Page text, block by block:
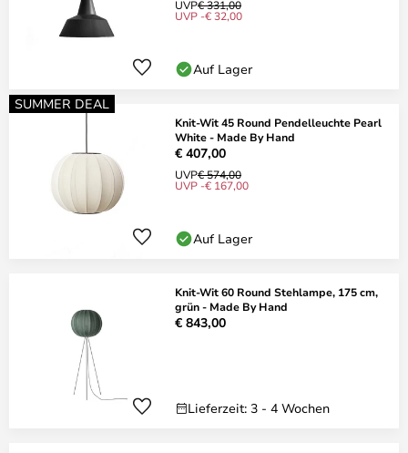
UVP€ 331,00
UVP -€ 32,00
Auf Lager
SUMMER DEAL
Knit-Wit 45 Round Pendelleuchte Pearl
White - Made By Hand
€ 407,00
UVP€ 574,00
UVP -€ 167,00
Auf Lager
Knit-Wit 60 Round Stehlampe, 175 cm,
grün - Made By Hand
€ 843,00
Lieferzeit: 3 - 4 Wochen